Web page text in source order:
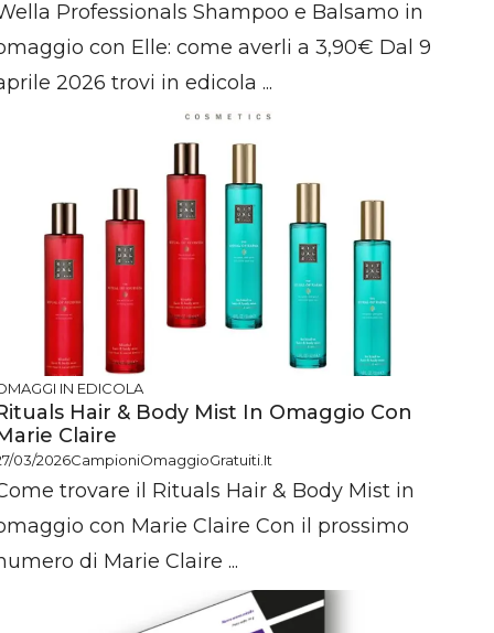
Professionals Shampoo e Balsamo in
con Elle: come averli a 3,90€ Dal 9
2026 trovi in edicola ...
IN EDICOLA
Hair & Body Mist In Omaggio Con
Claire
03/2026CampioniOmaggioGratuiti.it
trovare il Rituals Hair & Body Mist in
con Marie Claire Con il prossimo
di Marie Claire ...